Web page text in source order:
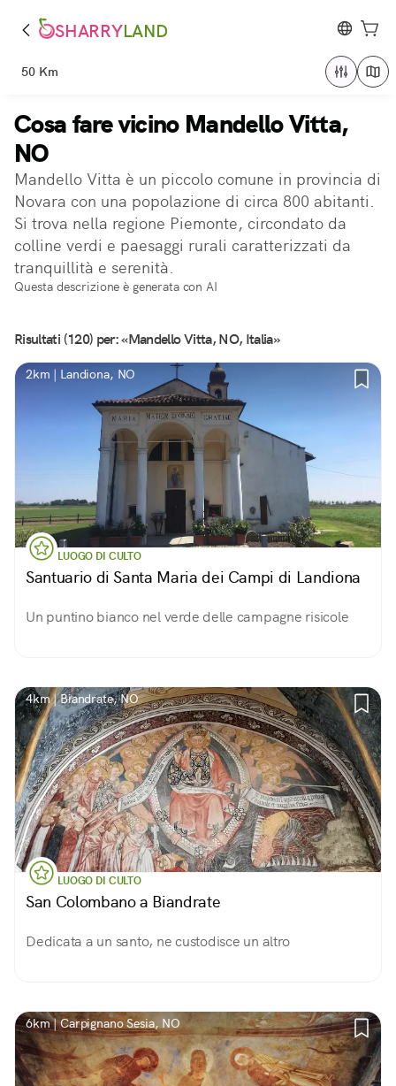
SHARRYLAND
50 Km
Cosa fare vicino Mandello Vitta,
NO
Mandello Vitta è un piccolo comune in provincia di
Novara con una popolazione di circa 800 abitanti.
Si trova nella regione Piemonte, circondato da
colline verdi e paesaggi rurali caratterizzati da
tranquillità e serenità.
Questa descrizione è generata con AI
Risultati (120) per: «Mandello Vitta, NO, Italia»
2km | Landiona, NO
LUOGO DI CULTO
Santuario di Santa Maria dei Campi di Landiona
Un puntino bianco nel verde delle campagne risicole
4km | Biandrate, NO
LUOGO DI CULTO
San Colombano a Biandrate
Dedicata a un santo, ne custodisce un altro
6km | Carpignano Sesia, NO